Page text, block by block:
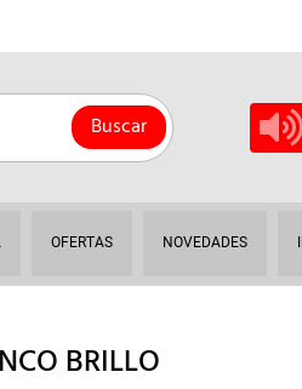
Buscar
OFERTAS NOVEDADES
BRILLO